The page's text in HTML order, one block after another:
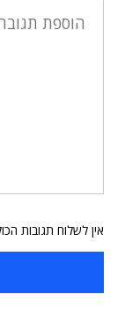
אין לשלוח תגובות